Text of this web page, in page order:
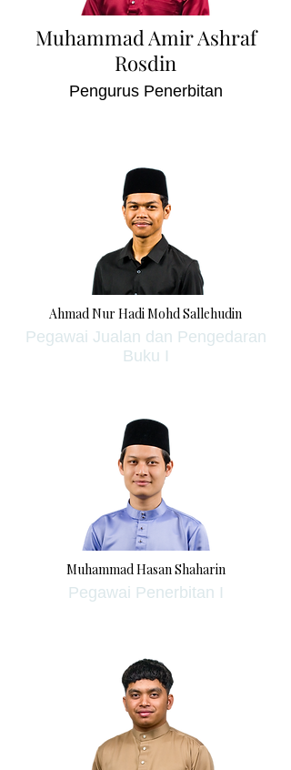
Muhammad Amir Ashraf
Rosdin
Pengurus Penerbitan
Ahmad Nur Hadi Mohd Sallehudin
Pegawai Jualan dan Pengedaran
Buku I
Muhammad Hasan Shaharin
Pegawai Penerbitan I